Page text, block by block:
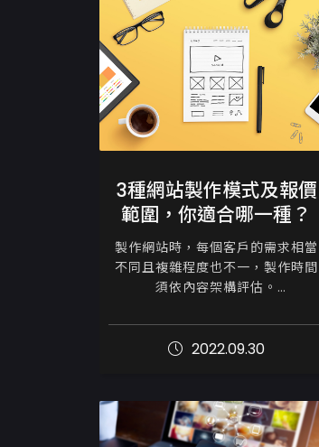
3種網站製作模式及報價
範圍，你適合哪一種？
製作網站時，每個客戶的需求相當
不同且複雜程度也不一，製作時間
須依內容架構評估。
因此一開始就決定好網站呈現方向
與方式、準備好素材，剩下的就可
網頁...
2022.09.30